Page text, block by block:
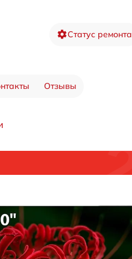
Статус ремонта
Отзывы